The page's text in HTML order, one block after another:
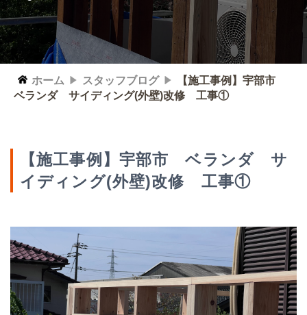
ホーム スタッフブログ
【施工事例】宇部市
ベランダ サイディング(外壁)改修 工事①
【施工事例】宇部市 ベランダ サ
イディング(外壁)改修 工事①